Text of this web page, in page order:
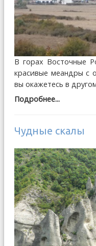
В горах Восточные
красивые меандры с
вы окажетесь в
Подробнее...
Чудные скалы